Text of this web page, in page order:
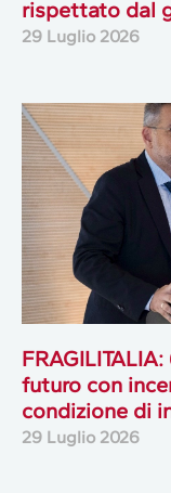
rispettato dal
29 Luglio 2026
futuro con
condizione di
29 Luglio 2026